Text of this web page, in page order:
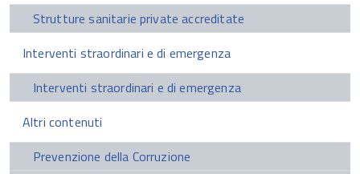
Strutture sanitarie private accreditate
Interventi straordinari e di emergenza
Interventi straordinari e di emergenza
Altri contenuti
Prevenzione della Corruzione